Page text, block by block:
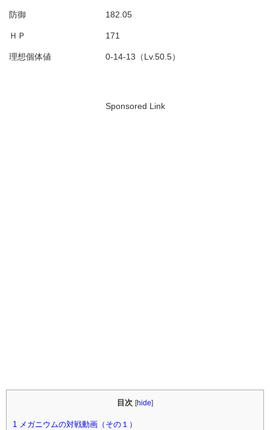
防御 182.05
ＨＰ 171
理想個体値 0-14-13（Lv.50.5）
Sponsored Link
目次 [hide]
1 メガニウムの対戦動画（その１）